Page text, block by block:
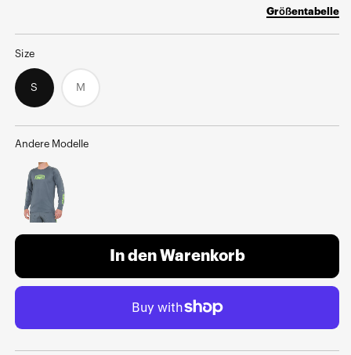
Größentabelle
Size
S MVariant
sold
or
Andere Modelle
In den Warenkorb